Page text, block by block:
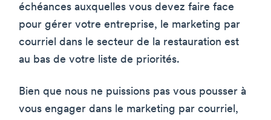
échéances auxquelles vous devez faire face
pour gérer votre entreprise, le marketing par
courriel dans le secteur de la restauration est
au bas de votre liste de priorités.
Bien que nous ne puissions pas vous pousser à
vous engager dans le marketing par courriel,